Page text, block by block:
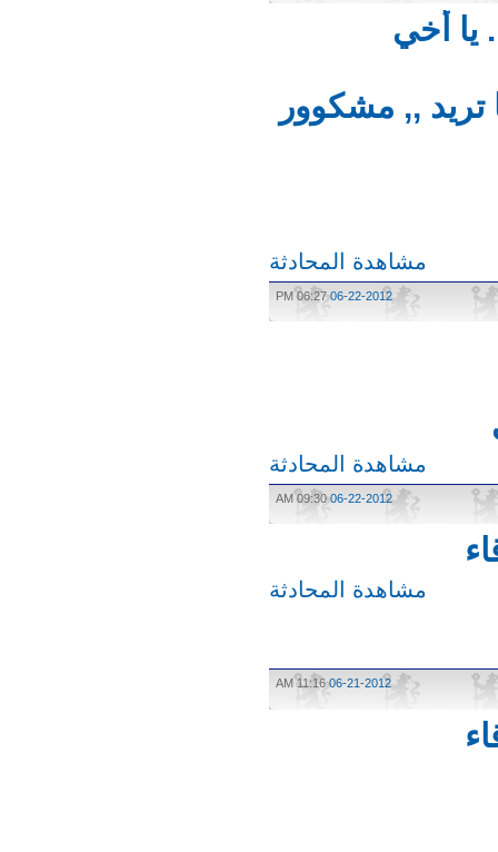
أخي
,, مشكوور
مشاهدة المحادثة
06-22-2012
06:27 PM
مشاهدة المحادثة
06-22-2012
09:30 AM
مشاهدة المحادثة
06-21-2012
11:16 AM